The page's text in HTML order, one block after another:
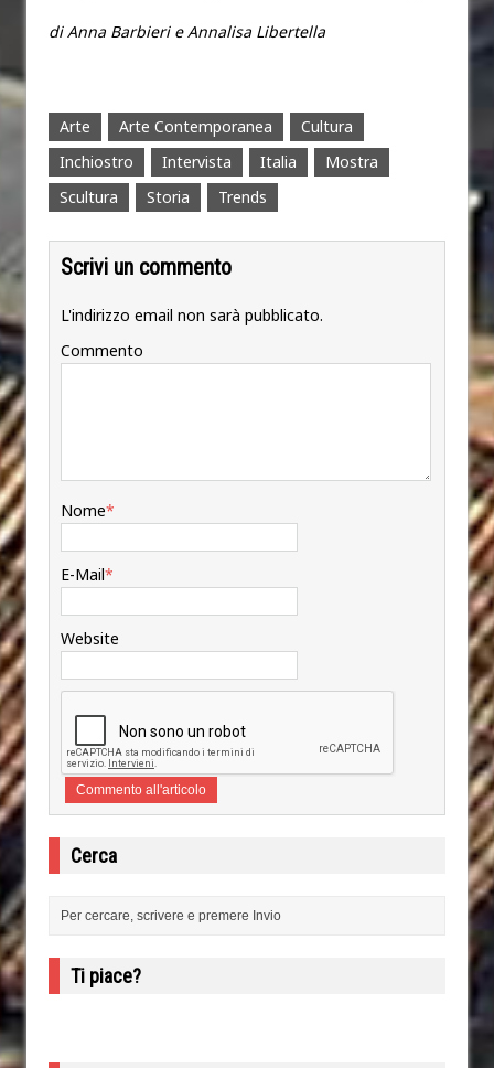
di Anna Barbieri e Annalisa Libertella
Arte Arte Contemporanea
Cultura
Inchiostro
Intervista Italia
Mostra
Scultura
Storia Trends
Scrivi un commento
L'indirizzo email non sarà pubblicato.
Commento
Nome*
E-Mail*
Website
Cerca
Ti piace?